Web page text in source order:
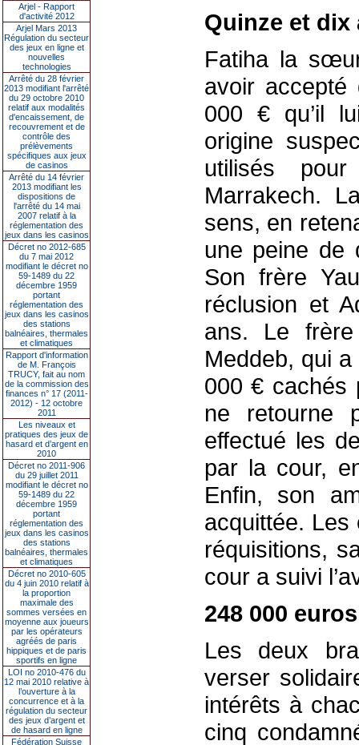
Arjel - Rapport
d'activité 2012
Arjel Mars 2013
Régulation du secteur
des jeux en ligne et
nouvelles
technologies
Arrêté du 28 février
2013 modifiant l'arrêté
du 29 octobre 2010
relatif aux modalités
d'encaissement, de
recouvrement et de
contrôle des
prélèvements
spécifiques aux jeux
de casinos
Arrêté du 14 février
2013 modifiant les
dispositions de
l'arrêté du 14 mai
2007 relatif à la
réglementation des
jeux dans les casinos
Décret no 2012-685
du 7 mai 2012
modifiant le décret no
59-1489 du 22
décembre 1959
portant
réglementation des
jeux dans les casinos
des stations
balnéaires, thermales
et climatiques
Rapport d'information
de M. François
TRUCY, fait au nom
de la commission des
finances n° 17 (2011-
2012) - 12 octobre
2011
Les niveaux et
pratiques des jeux de
hasard et d’argent en
2010
Décret no 2011-906
du 29 juillet 2011
modifiant le décret no
59-1489 du 22
décembre 1959
portant
réglementation des
jeux dans les casinos
des stations
balnéaires, thermales
et climatiques
Décret no 2010-605
du 4 juin 2010 relatif à
la proportion
maximale des
sommes versées en
moyenne aux joueurs
par les opérateurs
agréés de paris
hippiques et de paris
sportifs en ligne
LOI no 2010-476 du
12 mai 2010 relative à
l’ouverture à la
concurrence et à la
régulation du secteur
des jeux d’argent et
de hasard en ligne
Fédération Suisse
Quinze et dix
Fatiha la
avoir
000 € qu’il
origine
utilisés
Marrakech.
sens, en
une peine de
Son frère
réclusion et
ans. Le
Meddeb, qui
000 € cachés
ne retourne
effectué les
par la cour,
Enfin, son
acquittée.
réquisitions,
cour a suivi
248 000
Les deux
verser
intérêts à
cinq